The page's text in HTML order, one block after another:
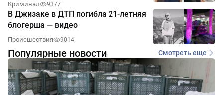
Криминал 9377
В Джизаке в ДТП погибла 21-летняя
блогерша — видео
Происшествия 9014
Популярные новости Смотреть еще